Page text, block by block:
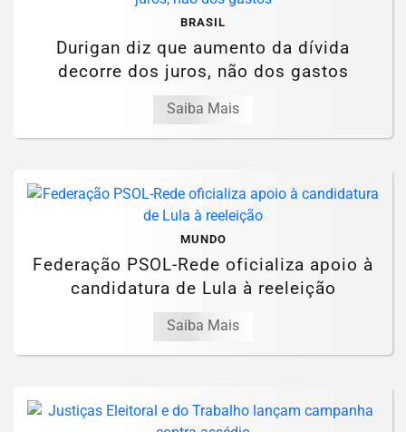
BRASIL
Durigan diz que aumento da dívida
decorre dos juros, não dos gastos
Saiba Mais
MUNDO
Federação PSOL-Rede oficializa apoio à
candidatura de Lula à reeleição
Saiba Mais